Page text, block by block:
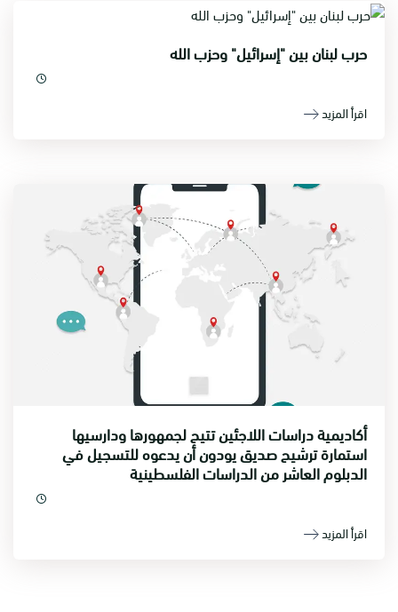
حرب لبنان بين "إسرائيل" وحزب الله
اقرأ المزيد
أكاديمية دراسات اللاجئين تتيح لجمهورها ودارسيها
استمارة ترشيح صديق يودون أن يدعوه للتسجيل في
الدبلوم العاشر من الدراسات الفلسطينية
اقرأ المزيد